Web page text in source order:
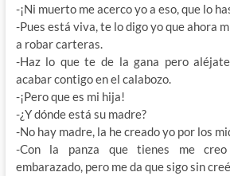
-¡Ni muerto me acerco yo a eso, que lo
-Pues está viva, te lo digo yo que ahora
a robar carteras.
-Haz lo que te de la gana pero
acabar contigo en el calabozo.
-¡Pero que es mi hija!
-¿Y dónde está su madre?
-No hay madre, la he creado yo por los
-Con la panza que tienes me
embarazado, pero me da que sigo sin